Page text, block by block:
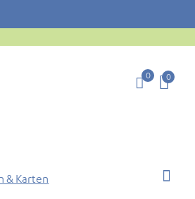
0 0
& Karten